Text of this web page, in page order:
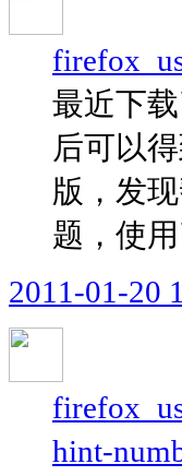
最近下
后可以
版，发
题，使
2011-01-20
hint-